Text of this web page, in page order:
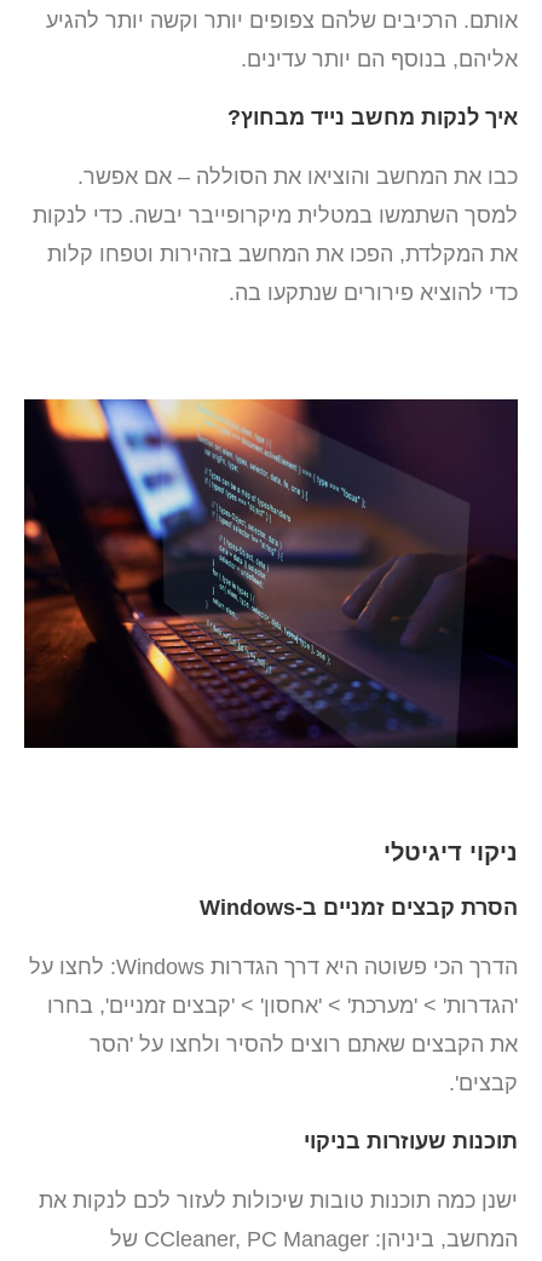
אותם. הרכיבים שלהם צפופים יותר וקשה יותר להגיע
אליהם, בנוסף הם יותר עדינים.
איך לנקות מחשב נייד מבחוץ?
כבו את המחשב והוציאו את הסוללה – אם אפשר.
למסך השתמשו במטלית מיקרופייבר יבשה. כדי לנקות
את המקלדת, הפכו את המחשב בזהירות וטפחו קלות
כדי להוציא פירורים שנתקעו בה.
ניקוי דיגיטלי
הסרת קבצים זמניים ב-Windows
הדרך הכי פשוטה היא דרך הגדרות Windows: לחצו על
'הגדרות' > 'מערכת' > 'אחסון' > 'קבצים זמניים', בחרו
את הקבצים שאתם רוצים להסיר ולחצו על 'הסר
קבצים'.
תוכנות שעוזרות בניקוי
ישנן כמה תוכנות טובות שיכולות לעזור לכם לנקות את
המחשב, ביניהן: CCleaner, PC Manager של